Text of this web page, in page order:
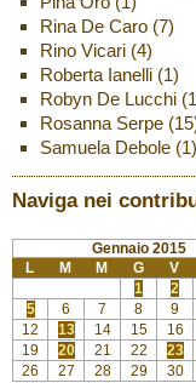
Rina De Caro(7)
Rino Vicari(4)
Roberta Ianelli(1)
Robyn De Lucchi
Rosanna Serpe
Samuela Debole(1)
Naviga nei
Gennaio 2015
L
M M G V
1
2
5
6 7 8 9
12
13 14 15 16
19
20 21 22 23
26
27 28 29 30